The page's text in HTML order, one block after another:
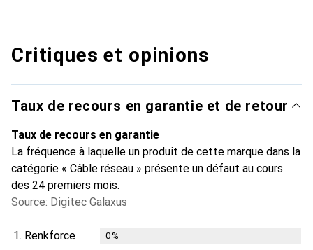
Critiques et opinions
Taux de recours en garantie et de retour
Taux de recours en garantie
La fréquence à laquelle un produit de cette marque dans la
catégorie « Câble réseau » présente un défaut au cours
des 24 premiers mois.
Source: Digitec Galaxus
1. Renkforce 0%